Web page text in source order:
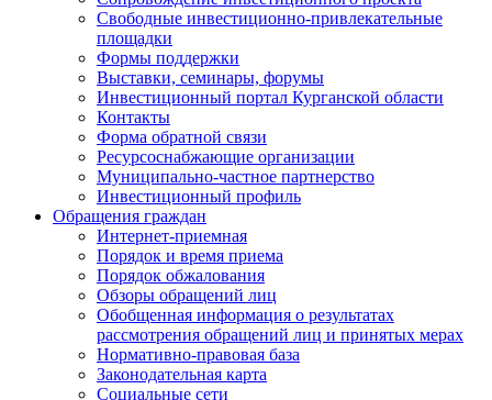
Свободные инвестиционно-привлекательные
площадки
Формы поддержки
Выставки, семинары, форумы
Инвестиционный портал Курганской области
Контакты
Форма обратной связи
Ресурсоснабжающие организации
Муниципально-частное партнерство
Инвестиционный профиль
Обращения граждан
Интернет-приемная
Порядок и время приема
Порядок обжалования
Обзоры обращений лиц
Обобщенная информация о результатах
рассмотрения обращений лиц и принятых мерах
Нормативно-правовая база
Законодательная карта
Социальные сети